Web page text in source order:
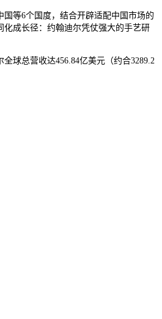
等6个国度，结合开辟适配中国市场的
成长径：约翰迪尔凭仗强大的手艺研
球总营收达456.84亿美元（约合3289.2